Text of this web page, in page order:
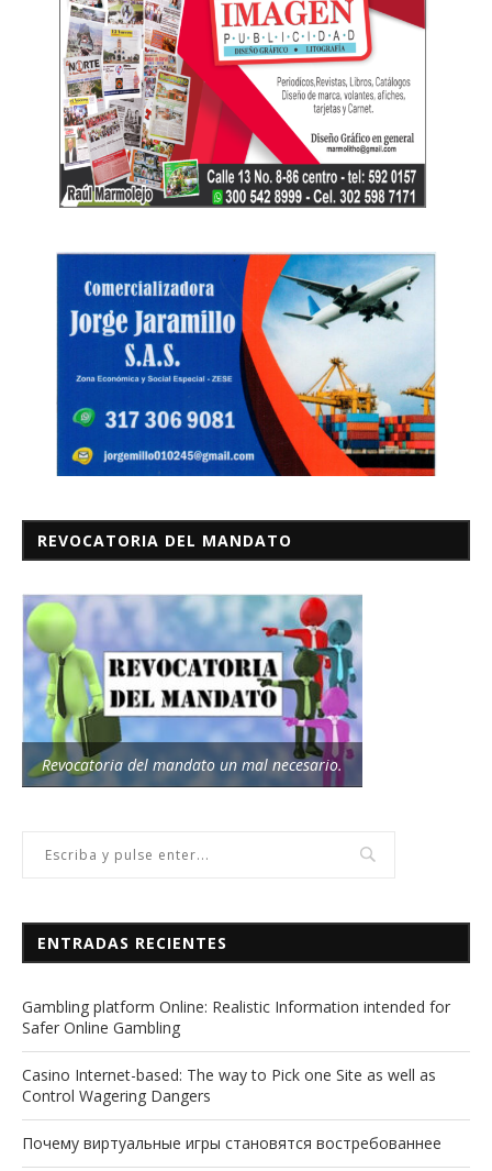
REVOCATORIA DEL MANDATO
Revocatoria del mandato un mal necesario.
ENTRADAS RECIENTES
Gambling platform Online: Realistic Information intended for
Safer Online Gambling
Casino Internet-based: The way to Pick one Site as well as
Control Wagering Dangers
Почему виртуальные игры становятся востребованнее